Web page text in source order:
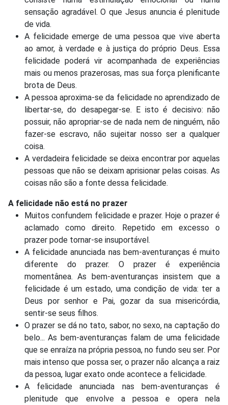
sensação agradável. O que Jesus anuncia é plenitude
de vida.
A felicidade emerge de uma pessoa que vive aberta
ao amor, à verdade e à justiça do próprio Deus. Essa
felicidade poderá vir acompanhada de experiências
mais ou menos prazerosas, mas sua força plenificante
brota de Deus.
A pessoa aproxima-se da felicidade no aprendizado de
libertar-se, do desapegar-se. E isto é decisivo: não
possuir, não apropriar-se de nada nem de ninguém, não
fazer-se escravo, não sujeitar nosso ser a qualquer
coisa.
A verdadeira felicidade se deixa encontrar por aquelas
pessoas que não se deixam aprisionar pelas coisas. As
coisas não são a fonte dessa felicidade.
A felicidade não está no prazer
Muitos confundem felicidade e prazer. Hoje o prazer é
aclamado como direito. Repetido em excesso o
prazer pode tornar-se insuportável.
A felicidade anunciada nas bem-aventuranças é muito
diferente do prazer. O prazer é experiência
momentânea. As bem-aventuranças insistem que a
felicidade é um estado, uma condição de vida: ter a
Deus por senhor e Pai, gozar da sua misericórdia,
sentir-se seus filhos.
O prazer se dá no tato, sabor, no sexo, na captação do
belo... As bem-aventuranças falam de uma felicidade
que se enraíza na própria pessoa, no fundo seu ser. Por
mais intenso que possa ser, o prazer não alcança a raiz
da pessoa, lugar exato onde acontece a felicidade.
A felicidade anunciada nas bem-aventuranças é
plenitude que envolve a pessoa e opera nela